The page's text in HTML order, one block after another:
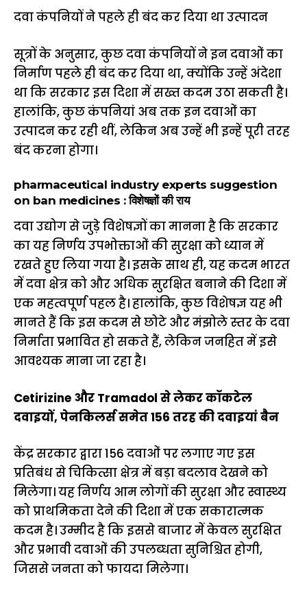
दवा कंपनियों ने पहले ही बंद कर दिया था उत्पादन
सूत्रों के अनुसार, कुछ दवा कंपनियों ने इन दवाओं का
निर्माण पहले ही बंद कर दिया था, क्योंकि उन्हें अंदेशा
था कि सरकार इस दिशा में सख्त कदम उठा सकती है।
हालांकि, कुछ कंपनियां अब तक इन दवाओं का
उत्पादन कर रही थीं, लेकिन अब उन्हें भी इन्हें पूरी तरह
बंद करना होगा।
pharmaceutical industry experts suggestion
on ban medicines : विशेषज्ञों की राय
दवा उद्योग से जुड़े विशेषज्ञों का मानना है कि सरकार
का यह निर्णय उपभोक्ताओं की सुरक्षा को ध्यान में
रखते हुए लिया गया है। इसके साथ ही, यह कदम भारत
में दवा क्षेत्र को और अधिक सुरक्षित बनाने की दिशा में
एक महत्वपूर्ण पहल है। हालांकि, कुछ विशेषज्ञ यह भी
मानते हैं कि इस कदम से छोटे और मंझोले स्तर के दवा
निर्माता प्रभावित हो सकते हैं, लेकिन जनहित में इसे
आवश्यक माना जा रहा है।
Cetirizine और Tramadol से लेकर कॉकटेल
दवाइयों, पेनकिलर्स समेत 156 तरह की दवाइयां बैन
केंद्र सरकार द्वारा 156 दवाओं पर लगाए गए इस
प्रतिबंध से चिकित्सा क्षेत्र में बड़ा बदलाव देखने को
मिलेगा। यह निर्णय आम लोगों की सुरक्षा और स्वास्थ्य
को प्राथमिकता देने की दिशा में एक सकारात्मक
कदम है। उम्मीद है कि इससे बाजार में केवल सुरक्षित
और प्रभावी दवाओं की उपलब्धता सुनिश्चित होगी,
जिससे जनता को फायदा मिलेगा।